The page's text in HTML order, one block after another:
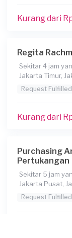
Catatan
Kurang dari
Regita
Sekitar 4 jam
Jakarta Timur,
Request Fulfilled
Kurang dari
Purchasing
Pertukangan
Sekitar 5 jam
Jakarta Pusat,
Request Fulfilled